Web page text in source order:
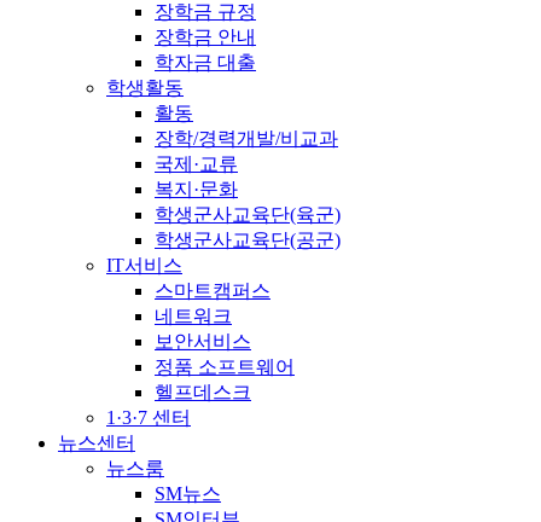
장학금 규정
장학금 안내
학자금 대출
학생활동
활동
장학/경력개발/비교과
국제·교류
복지·문화
학생군사교육단(육군)
학생군사교육단(공군)
IT서비스
스마트캠퍼스
네트워크
보안서비스
정품 소프트웨어
헬프데스크
1·3·7 센터
뉴스센터
뉴스룸
SM뉴스